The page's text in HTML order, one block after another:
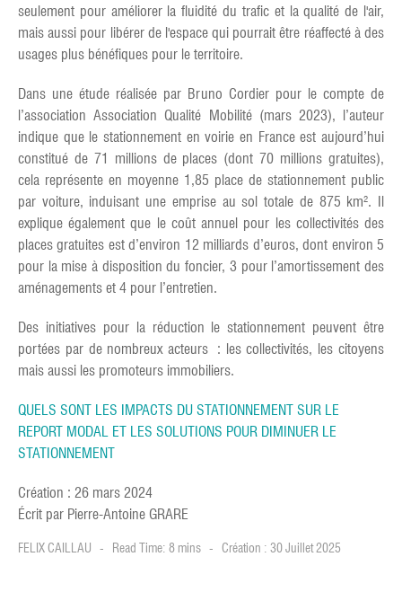
seulement pour améliorer la fluidité du trafic et la qualité de l'air,
mais aussi pour libérer de l'espace qui pourrait être réaffecté à des
usages plus bénéfiques pour le territoire.
Dans une étude réalisée par Bruno Cordier pour le compte de
l’association Association Qualité Mobilité (mars 2023), l’auteur
indique que le stationnement en voirie en France est aujourd’hui
constitué de 71 millions de places (dont 70 millions gratuites),
cela représente en moyenne 1,85 place de stationnement public
par voiture, induisant une emprise au sol totale de 875 km². Il
explique également que le coût annuel pour les collectivités des
places gratuites est d’environ 12 milliards d’euros, dont environ 5
pour la mise à disposition du foncier, 3 pour l’amortissement des
aménagements et 4 pour l’entretien.
Des initiatives pour la réduction le stationnement peuvent être
portées par de nombreux acteurs : les collectivités, les citoyens
mais aussi les promoteurs immobiliers.
QUELS SONT LES IMPACTS DU STATIONNEMENT SUR LE
REPORT MODAL ET LES SOLUTIONS POUR DIMINUER LE
STATIONNEMENT
Création : 26 mars 2024
Écrit par Pierre-Antoine GRARE
FELIX CAILLAU Read Time: 8 mins Création : 30 Juillet 2025